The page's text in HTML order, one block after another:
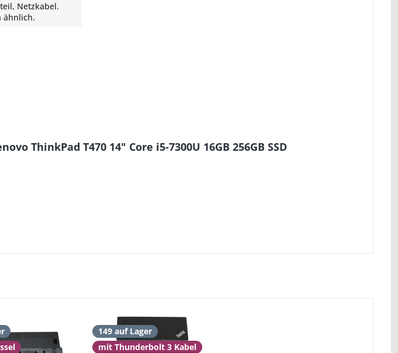
Netzkabel.
ähnlich.
ThinkPad T470 14" Core i5-7300U 16GB 256GB SSD
149 auf Lager
mit Thunderbolt 3 Kabel